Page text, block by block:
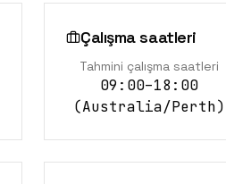
Çalışma saatleri
Tahmini çalışma saatleri
09:00–18:00
(Australia/Perth)